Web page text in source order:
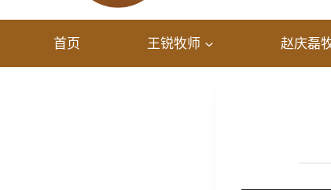
首页 王锐牧师 赵庆磊